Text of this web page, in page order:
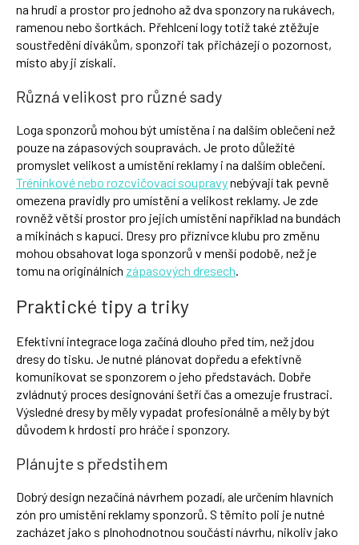
na hrudi a prostor pro jednoho až dva sponzory na rukávech,
ramenou nebo šortkách. Přehlcení logy totiž také ztěžuje
soustředění divákům, sponzoři tak přicházejí o pozornost,
místo aby ji získali.
Různá velikost pro různé sady
Loga sponzorů mohou být umístěna i na dalším oblečení než
pouze na zápasových soupravách. Je proto důležité
promyslet velikost a umístění reklamy i na dalším oblečení.
Tréninkové nebo rozcvičovací soupravynebývají tak pevně
omezena pravidly pro umístění a velikost reklamy. Je zde
rovněž větší prostor pro jejich umístění například na bundách
a mikinách s kapucí. Dresy pro příznivce klubu pro změnu
mohou obsahovat loga sponzorů v menší podobě, než je
tomu na originálních zápasových dresech.
Praktické tipy a triky
Efektivní integrace loga začíná dlouho před tím, než jdou
dresy do tisku. Je nutné plánovat dopředu a efektivně
komunikovat se sponzorem o jeho představách. Dobře
zvládnutý proces designování šetří čas a omezuje frustraci.
Výsledné dresy by měly vypadat profesionálně a měly by být
důvodem k hrdosti pro hráče i sponzory.
Plánujte s předstihem
Dobrý design nezačíná návrhem pozadí, ale určením hlavních
zón pro umístění reklamy sponzorů. S těmito poli je nutné
zacházet jako s plnohodnotnou součástí návrhu, nikoliv jako